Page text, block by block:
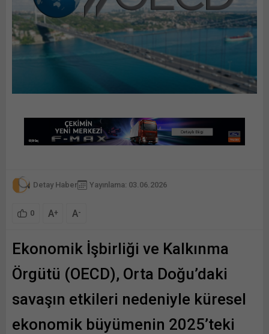
Detay Haber Yayınlama: 03.06.2026
0 A+ A-
Ekonomik İşbirliği ve Kalkınma
Örgütü (OECD), Orta Doğu’daki
savaşın etkileri nedeniyle küresel
ekonomik büyümenin 2025’teki